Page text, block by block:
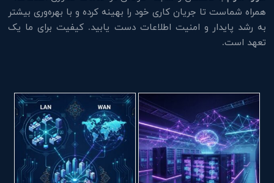
همراه شماست تا جریان کاری خود را بهینه کرده و با بهره‌وری بیشتر
به رشد پایدار و امنیت اطلاعات دست یابید. کیفیت برای ما یک
تعهد است.